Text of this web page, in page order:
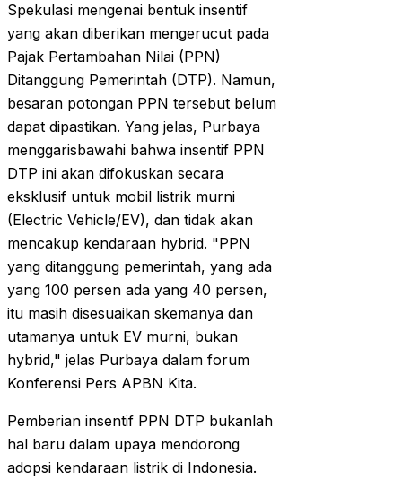
Spekulasi mengenai bentuk insentif
yang akan diberikan mengerucut pada
Pajak Pertambahan Nilai (PPN)
Ditanggung Pemerintah (DTP). Namun,
besaran potongan PPN tersebut belum
dapat dipastikan. Yang jelas, Purbaya
menggarisbawahi bahwa insentif PPN
DTP ini akan difokuskan secara
eksklusif untuk mobil listrik murni
(Electric Vehicle/EV), dan tidak akan
mencakup kendaraan hybrid. "PPN
yang ditanggung pemerintah, yang ada
yang 100 persen ada yang 40 persen,
itu masih disesuaikan skemanya dan
utamanya untuk EV murni, bukan
hybrid," jelas Purbaya dalam forum
Konferensi Pers APBN Kita.
Pemberian insentif PPN DTP bukanlah
hal baru dalam upaya mendorong
adopsi kendaraan listrik di Indonesia.